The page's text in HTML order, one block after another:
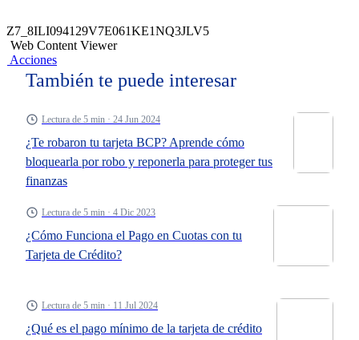
Z7_8ILI094129V7E061KE1NQ3JLV5
Web Content Viewer
Acciones
También te puede interesar
¿Te robaron tu tarjeta BCP? Aprende cómo
bloquearla por robo y reponerla para proteger tus
finanzas
Lectura de 5 min · 24 Jun 2024
¿Cómo Funciona el Pago en Cuotas con tu
Tarjeta de Crédito?
Lectura de 5 min · 4 Dic 2023
¿Qué es el pago mínimo de la tarjeta de crédito
Lectura de 5 min · 11 Jul 2024